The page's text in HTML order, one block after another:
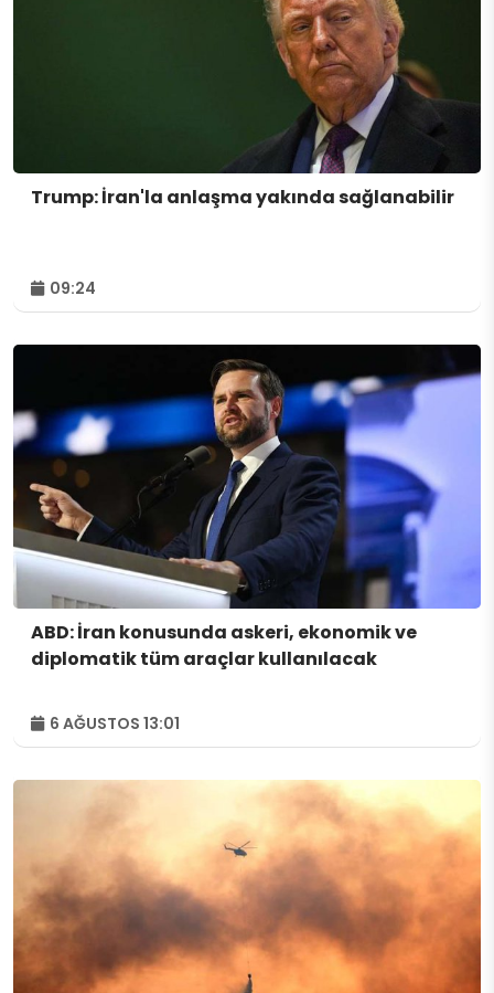
Trump: İran'la anlaşma yakında sağlanabilir
09:24
ABD: İran konusunda askeri, ekonomik ve
diplomatik tüm araçlar kullanılacak
6 AĞUSTOS 13:01